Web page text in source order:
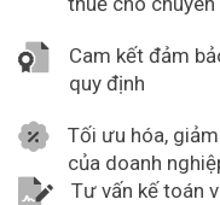
Cam kết đảm
quy định
Tối ưu hóa,
của doanh
Tư vấn kế toán